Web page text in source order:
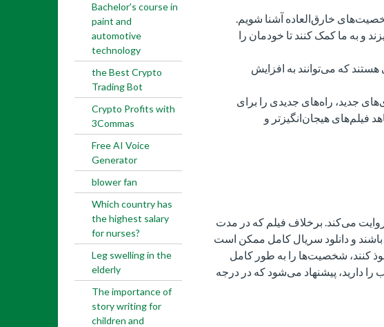
Bachelor's course in
paint and
automotive
technology
the Best Crypto
Trading Bot
Crypto Profits with
3Commas
Free AI Voice
Generator
blower fan
Which country has
the highest salary
for nurses?
Leg swelling in the
elderly
The importance of
story writing for
children and
خارق‌العاده آشنا شویم.
و به ما کمک کنند تا خودمان را
که می‌توانند به افزایش
جدید، راه‌های جدیدی را برای
فیلم‌های هیجان‌انگیزتر و
می‌کند. برخلاف فیلم که در مدت
و دانلود سریال کامل ممکن است
کنند، شخصیت‌ها را به طور کامل
را دارید، پیشنهاد می‌‌شود که در درجه